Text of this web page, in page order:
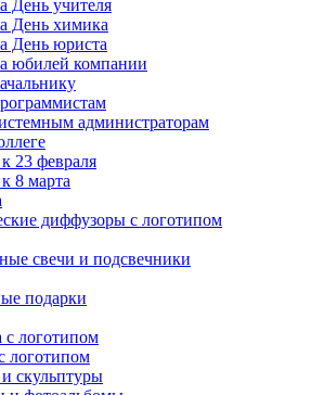
День учителя
День химика
День юриста
юбилей компании
администраторам
23 февраля
8 марта
диффузоры с логотипом
свечи и подсвечники
подарки
с логотипом
логотипом
скульптуры